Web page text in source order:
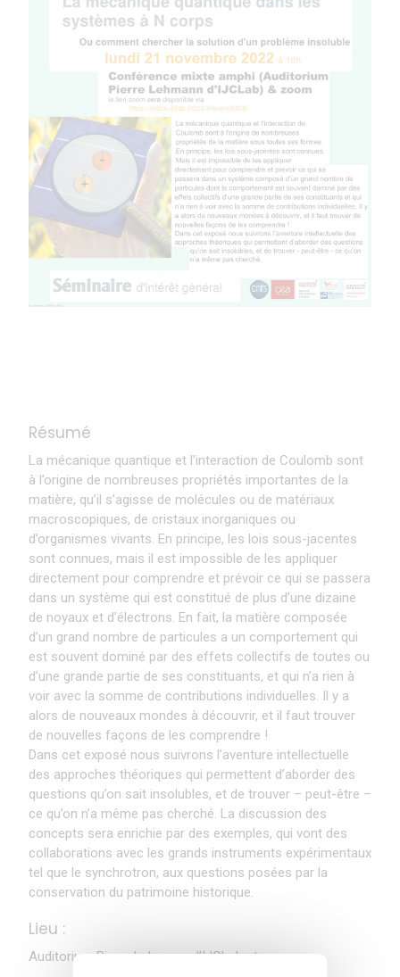
Résumé
La mécanique quantique et l’interaction de Coulomb sont
à l’origine de nombreuses propriétés importantes de la
matière, qu’il s’agisse de molécules ou de matériaux
macroscopiques, de cristaux inorganiques ou
d’organismes vivants. En principe, les lois sous-jacentes
sont connues, mais il est impossible de les appliquer
directement pour comprendre et prévoir ce qui se passera
dans un système qui est constitué de plus d’une dizaine
de noyaux et d’électrons. En fait, la matière composée
d’un grand nombre de particules a un comportement qui
est souvent dominé par des effets collectifs de toutes ou
d’une grande partie de ses constituants, et qui n’a rien à
voir avec la somme de contributions individuelles. Il y a
alors de nouveaux mondes à découvrir, et il faut trouver
de nouvelles façons de les comprendre !
Dans cet exposé nous suivrons l’aventure intellectuelle
des approches théoriques qui permettent d’aborder des
questions qu’on sait insolubles, et de trouver – peut-être –
ce qu’on n’a même pas cherché. La discussion des
concepts sera enrichie par des exemples, qui vont des
collaborations avec les grands instruments expérimentaux
tel que le synchrotron, aux questions posées par la
conservation du patrimoine historique.
Lieu :
Auditorium Pierre Lehmann d’IJCLab etsur zoom